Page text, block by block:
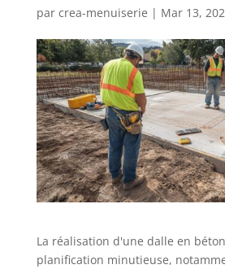
par crea-menuiserie | Mar 13,
La réalisation d'une dalle en
planification minutieuse,